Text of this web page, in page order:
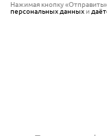
Нажимая кнопку
персональных данныхи